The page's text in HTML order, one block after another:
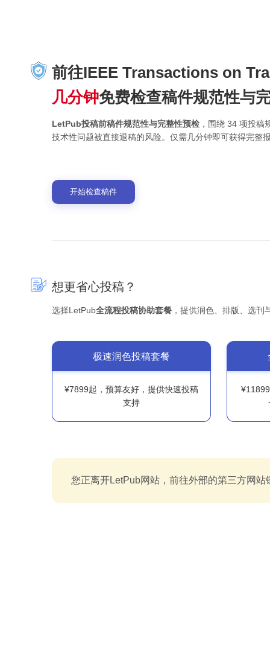
前往IEEE Transactions on
几分钟免费检查稿件规范性与
LetPub投稿前稿件规范性与完整性预检 ，围绕 34 项投
技术性问题被直接退稿的风险。仅需几分钟即可获得完整
想更省心投稿？
选择LetPub全流程投稿协助套餐 ，提供润色、排版、选
极速润色投稿套餐
¥7899起，预算友好，提供快速投稿
支持
您正离开LetPub网站，前往外部的第三方网